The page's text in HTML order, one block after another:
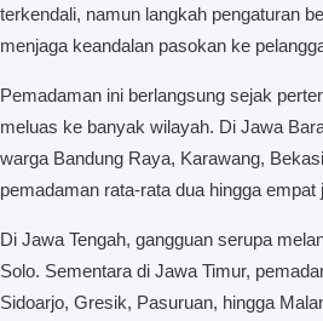
terkendali, namun langkah pengaturan
menjaga keandalan pasokan ke
Pemadaman ini berlangsung sejak
meluas ke banyak wilayah. Di Jawa
warga Bandung Raya, Karawang,
pemadaman rata-rata dua hingga empat
Di Jawa Tengah, gangguan serupa
Solo. Sementara di Jawa Timur,
Sidoarjo, Gresik, Pasuruan, hingga